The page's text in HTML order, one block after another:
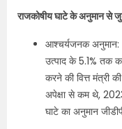
राजकोषीय घाटे के अनुमान से
आश्चर्यजनक
उत्पाद के 5.1%
करने की वित्त मंत्री
अपेक्षा से कम थे,
घाटे का अनुमान